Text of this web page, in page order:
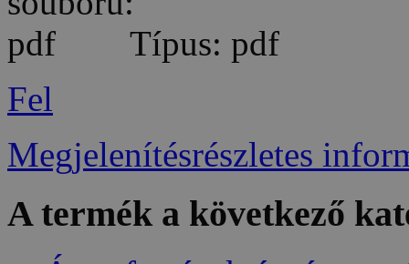
Típus: pdf
Fel
Megjelenítésrészletes
A termék a következő